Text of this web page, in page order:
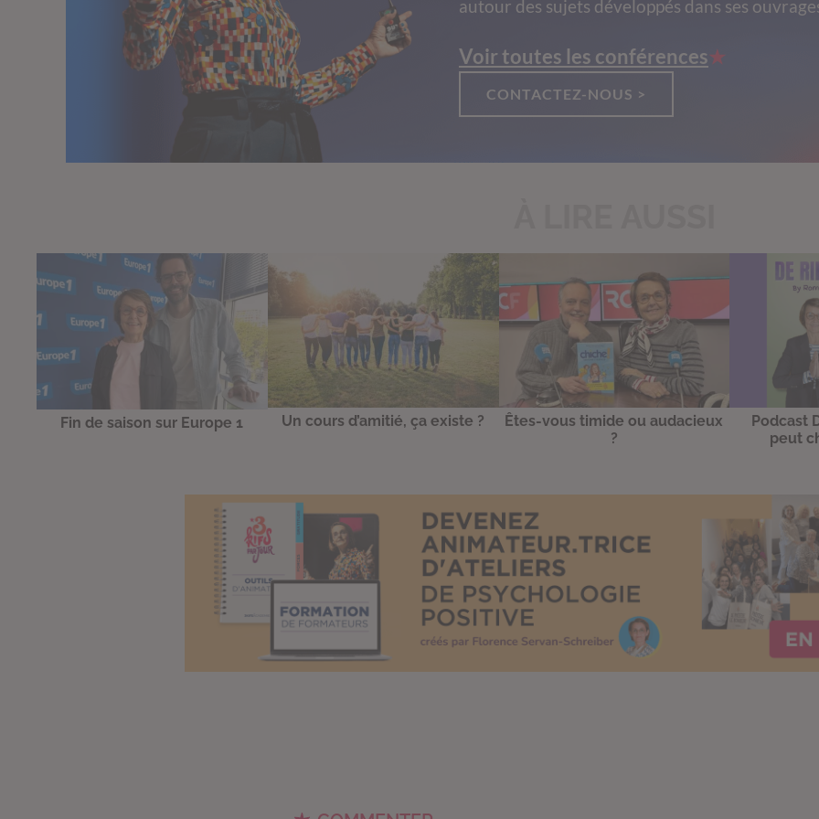
autour des sujets développés dans ses
Voir toutes les conférences
CONTACTEZ-NOUS >
Fin de saison sur Europe 1 Un cours d’amitié, ça existe ?
Êtes-vous timide ou audacieux
?
Podcast
peut